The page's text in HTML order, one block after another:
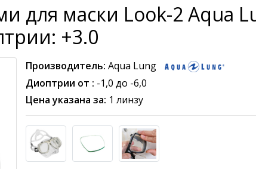
для маски Look-2 Aqua
+3.0
Производитель: Aqua Lung
Диоптрии от : -1,0 до -6,0
Цена указана за: 1 линзу